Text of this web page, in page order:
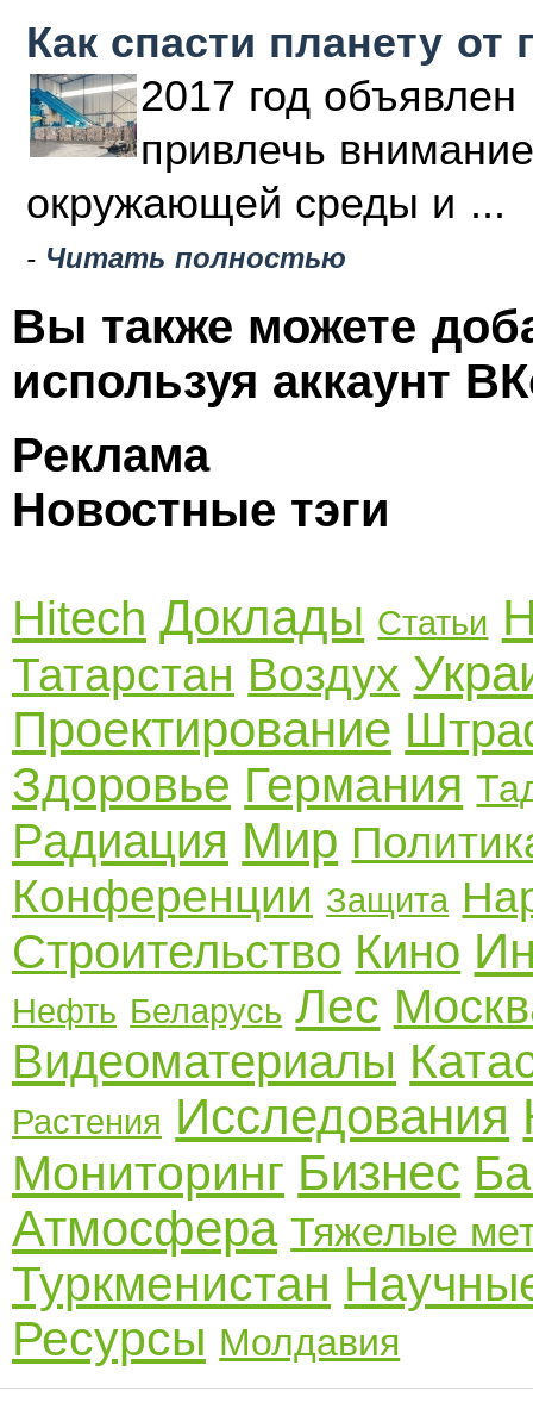
Как спасти планету от
2017 год объявлен
привлечь
окружающей среды и ...
- Читать полностью
Вы также можете
используя аккаунт
Реклама
Новостные тэги
Hitech Доклады Статьи
Татарстан Воздух
Проектирование
Здоровье Германия
Радиация Мир
Конференции Защита
Строительство Кино
Нефть Беларусь Лес
Видеоматериалы
Растения Исследования
Мониторинг Бизнес
Атмосфера Тяжелые
Туркменистан
Ресурсы Молдавия